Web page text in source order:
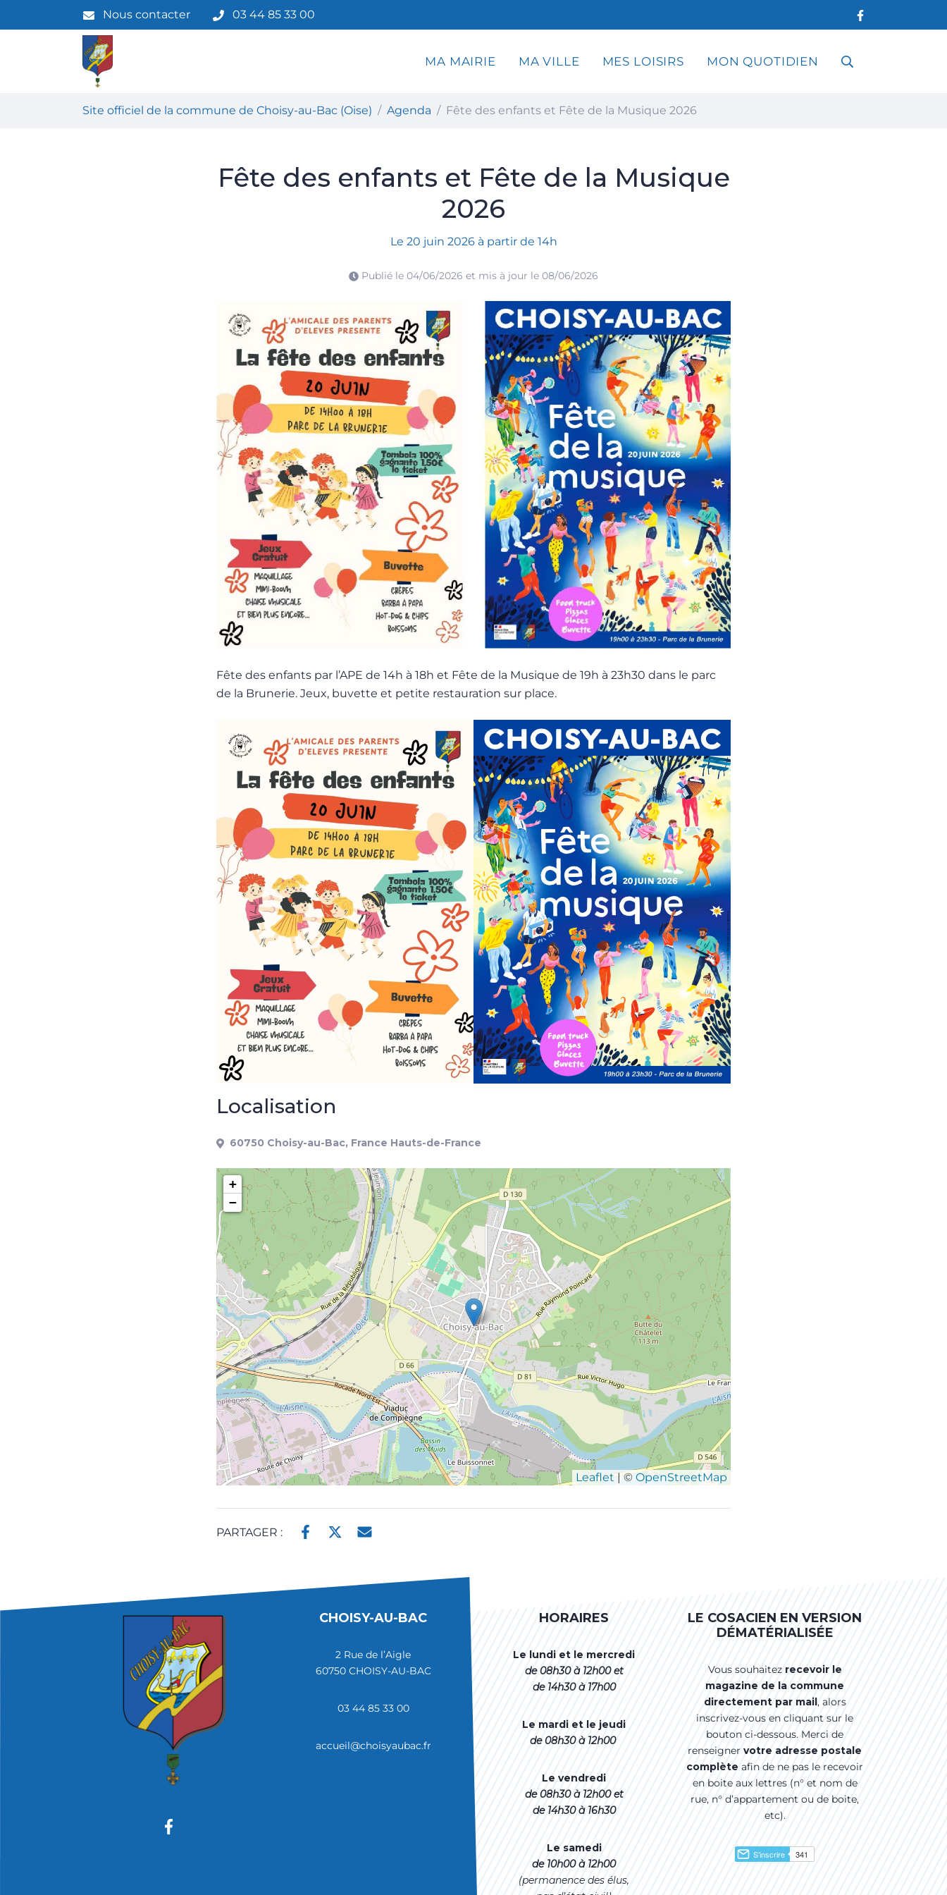
au
Nous contacter 03 44 85 33 00
Site officiel de la commune de Choisy-au-Bac (Oise)
MA MAIRIE MA VILLE MES LOISIRS MON QUOTIDIEN RECHERCHE
Site officiel de la commune de Choisy-au-Bac (Oise) Agenda Fête des enfants et Fête de la Musique 2026
Fête des enfants et Fête de la Musique
2026
Le 20 juin 2026 à partir de 14h
Publié le 04/06/2026 et mis à jour le 08/06/2026
Fête des enfants par l’APE de 14h à 18h et Fête de la Musique de 19h à 23h30 dans le parc
de la Brunerie. Jeux, buvette et petite restauration sur place.
Localisation
60750 Choisy-au-Bac, France Hauts-de-France
+
−
Leaflet| ©OpenStreetMap
PARTAGER :
CHOISY-AU-BAC
2 Rue de l’Aigle
60750 CHOISY-AU-BAC
03 44 85 33 00
accueil@choisyaubac.fr
HORAIRES
Le lundi et le mercredi
de 08h30 à 12h00et
de 14h30 à 17h00
Le mardi et le jeudi
de 08h30 à 12h00
Le vendredi
de 08h30 à 12h00 et
de 14h30 à 16h30
Le samedi
de 10h00 à 12h00
(permanence des élus,
LE COSACIEN EN VERSION
DÉMATÉRIALISÉE
Vous souhaitez recevoir le
magazine de la commune
directement par mail, alors
inscrivez-vous en cliquant sur le
bouton ci-dessous. Merci de
renseigner votre adresse postale
complèteafin de ne pas le recevoir
en boite aux lettres (n° et nom de
rue, n° d’appartement ou de boite,
etc).